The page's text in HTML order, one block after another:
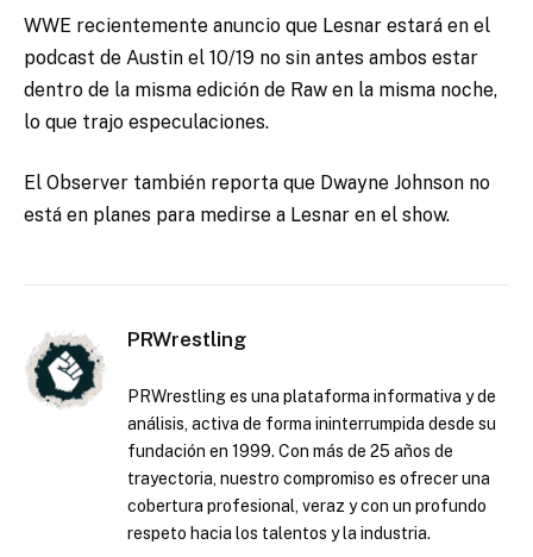
WWE recientemente anuncio que Lesnar estará en el
podcast de Austin el 10/19 no sin antes ambos estar
dentro de la misma edición de Raw en la misma noche,
lo que trajo especulaciones.
El Observer también reporta que Dwayne Johnson no
está en planes para medirse a Lesnar en el show.
PRWrestling
PRWrestling es una plataforma informativa y de
análisis, activa de forma ininterrumpida desde su
fundación en 1999. Con más de 25 años de
trayectoria, nuestro compromiso es ofrecer una
cobertura profesional, veraz y con un profundo
respeto hacia los talentos y la industria.